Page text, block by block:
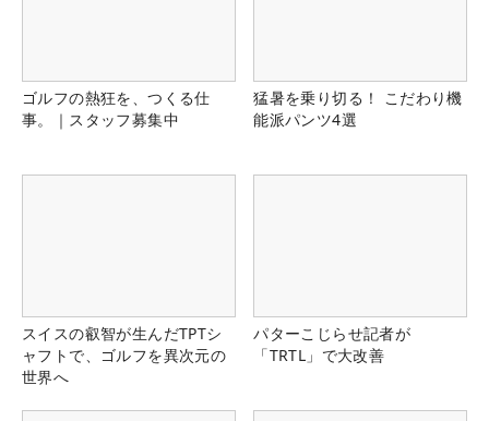
ゴルフの熱狂を、つくる仕
事。｜スタッフ募集中
猛暑を乗り切る！ こだわり機
能派パンツ4選
スイスの叡智が生んだTPTシ
ャフトで、ゴルフを異次元の
世界へ
パターこじらせ記者が
「TRTL」で大改善